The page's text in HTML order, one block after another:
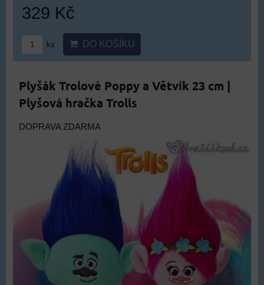
329 Kč
ks DO KOŠÍKU
Plyšák Trolové Poppy a Větvík 23 cm |
Plyšová hračka Trolls
DOPRAVA ZDARMA